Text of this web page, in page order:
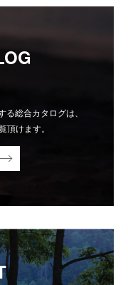
総合カタログは、
頂けます。